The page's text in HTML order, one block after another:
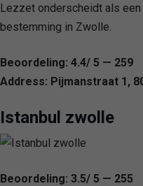
Lezzet onderscheidt als
bestemming in Zwolle.
Beoordeling: 4.4/ 5 — 259
Address: Pijmanstraat 1,
Istanbul zwolle
Beoordeling: 3.5/ 5 — 255